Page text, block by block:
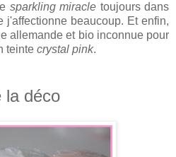
sparkling miracle toujours dans
j'affectionne beaucoup. Et enfin,
allemande et bio inconnue pour
teinte crystal pink.
la déco